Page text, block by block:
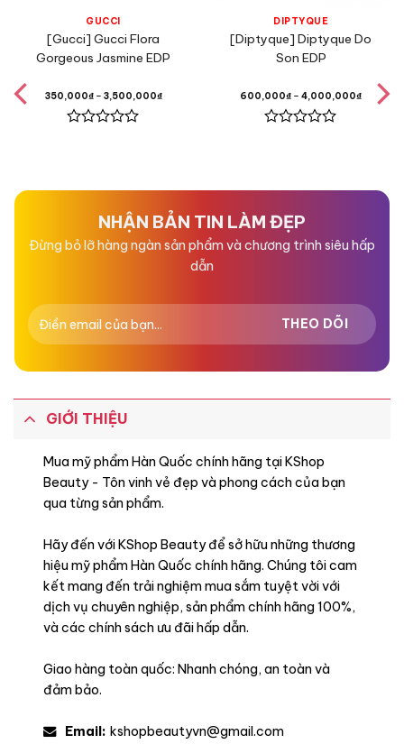
GUCCI
[Gucci] Gucci Flora
Gorgeous Jasmine EDP
350,000₫– 3,500,000₫
5
DIPTYQUE
[Diptyque] Diptyque Do
Son EDP
600,000₫ – 4,000,000₫
5
NHẬN BẢN TIN LÀM ĐẸP
Đừng bỏ lỡ hàng ngàn sản phẩm và chương trình siêu hấp
dẫn
GIỚI THIỆU
Mua mỹ phẩm Hàn Quốc chính hãng tại KShop
Beauty - Tôn vinh vẻ đẹp và phong cách của bạn
qua từng sản phẩm.
Hãy đến với KShop Beauty để sở hữu những thương
hiệu mỹ phẩm Hàn Quốc chính hãng. Chúng tôi cam
kết mang đến trải nghiệm mua sắm tuyệt vời với
dịch vụ chuyên nghiệp, sản phẩm chính hãng 100%,
và các chính sách ưu đãi hấp dẫn.
Giao hàng toàn quốc: Nhanh chóng, an toàn và
đảm bảo.
Email: kshopbeautyvn@gmail.com